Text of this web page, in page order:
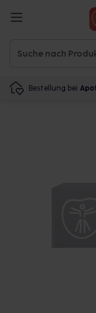
Bestellung bei